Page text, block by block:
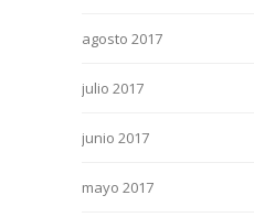
agosto 2017
julio 2017
junio 2017
mayo 2017